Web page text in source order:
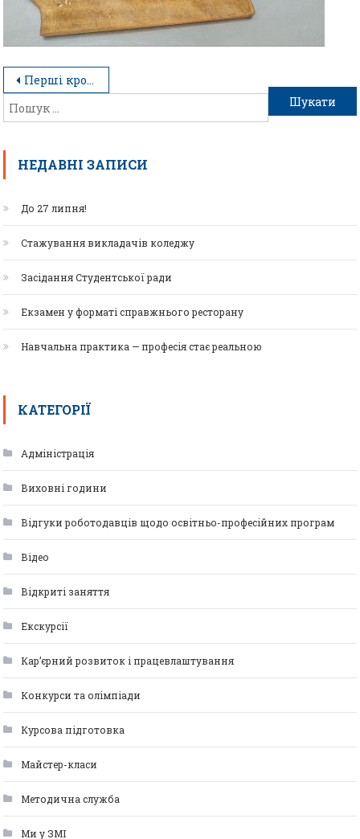
Перші кроки у професії
НЕДАВНІ ЗАПИСИ
До 27 липня!
Стажування викладачів коледжу
Засідання Студентської ради
Екзамен у форматі справжнього ресторану
Навчальна практика — професія стає реальною
КАТЕГОРІЇ
Адміністрація
Виховні години
Відгуки роботодавців щодо освітньо-професійних програм
Відео
Відкриті заняття
Екскурсії
Кар’єрний розвиток і працевлаштування
Конкурси та олімпіади
Курсова підготовка
Майстер-класи
Методична служба
Ми у ЗМІ